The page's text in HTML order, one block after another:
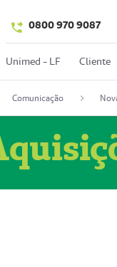
0800 970 9087
Unimed - LF Cliente
Comunicação